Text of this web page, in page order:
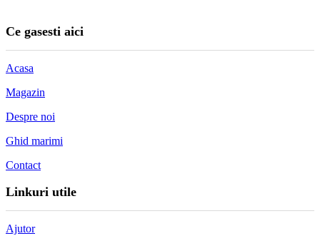
Ce gasesti aici
Acasa
Magazin
Despre noi
Ghid marimi
Contact
Linkuri utile
Ajutor